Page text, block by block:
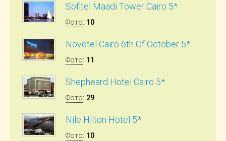
Sofitel Maadi Tower Cairo 5*
Фото: 10
Novotel Cairo 6th Of October 5*
Фото: 11
Shepheard Hotel Cairo 5*
Фото: 29
Nile Hilton Hotel 5*
Фото: 10